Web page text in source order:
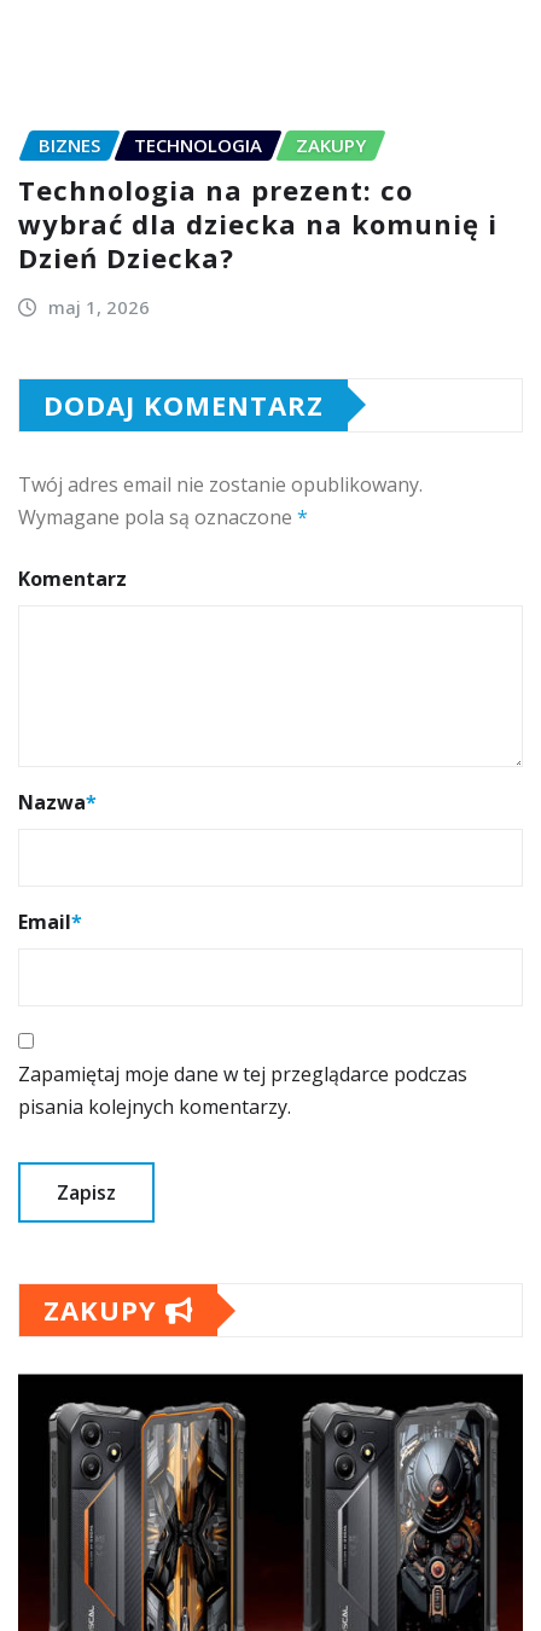
BIZNES TECHNOLOGIA ZAKUPY
Technologia na prezent: co
wybrać dla dziecka na komunię i
Dzień Dziecka?
maj 1, 2026
DODAJ KOMENTARZ
Twój adres email nie zostanie opublikowany.
Wymagane pola są oznaczone *
Komentarz
Nazwa*
Email*
Zapamiętaj moje dane w tej przeglądarce podczas
pisania kolejnych komentarzy.
ZAKUPY